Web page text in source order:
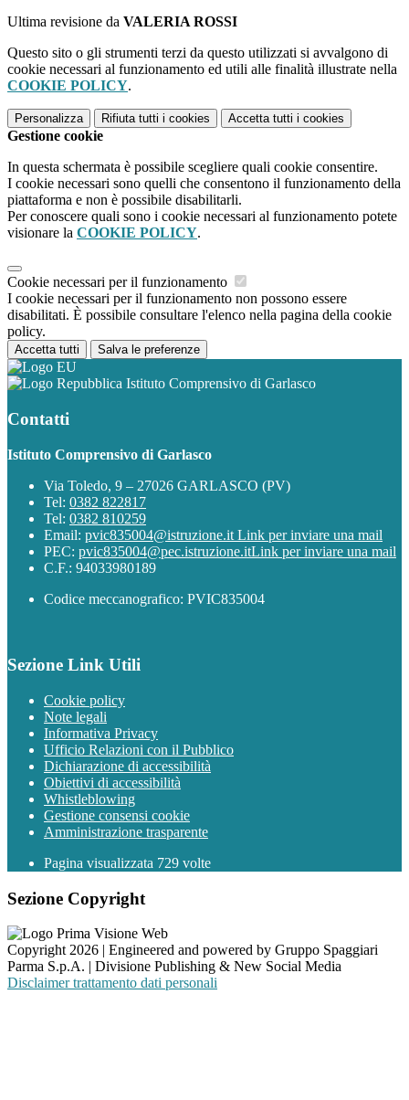
Ultima revisione da VALERIA ROSSI
Questo sito o gli strumenti terzi da questo utilizzati si avvalgono di
cookie necessari al funzionamento ed utili alle finalità illustrate nella
COOKIE POLICY.
Personalizza Rifiuta tutti i cookies Accetta tutti i cookies
Gestione cookie
In questa schermata è possibile scegliere quali cookie consentire.
I cookie necessari sono quelli che consentono il funzionamento della
piattaforma e non è possibile disabilitarli.
Per conoscere quali sono i cookie necessari al funzionamento potete
visionare la COOKIE POLICY.
Cookie necessari per il funzionamento
I cookie necessari per il funzionamento non possono essere
disabilitati. È possibile consultare l'elenco nella pagina della cookie
policy.
Accetta tutti Salva le preferenze
Istituto Comprensivo di Garlasco
Contatti
Istituto Comprensivo di Garlasco
Via Toledo, 9 – 27026 GARLASCO (PV)
Tel: 0382 822817
Tel: 0382 810259
Email: pvic835004@istruzione.it Link per inviare una mail
PEC: pvic835004@pec.istruzione.itLink per inviare una mail
C.F.: 94033980189
Codice meccanografico: PVIC835004
Sezione Link Utili
Cookie policy
Note legali
Informativa Privacy
Ufficio Relazioni con il Pubblico
Dichiarazione di accessibilità
Obiettivi di accessibilità
Whistleblowing
Gestione consensi cookie
Amministrazione trasparente
Pagina visualizzata 729 volte
Sezione Copyright
Copyright 2026 | Engineered and powered by Gruppo Spaggiari
Parma S.p.A. | Divisione Publishing & New Social Media
Disclaimer trattamento dati personali